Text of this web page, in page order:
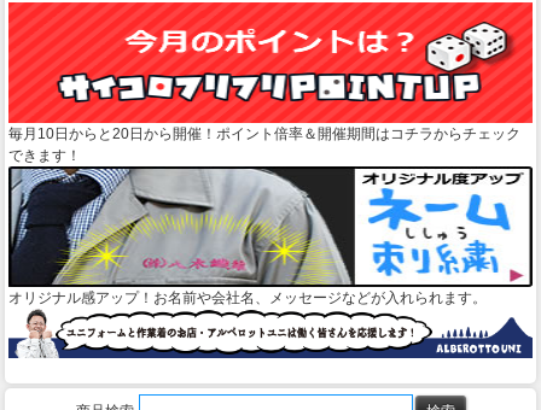
毎月10日からと20日から開催！ポイント倍率＆開催期間はコチラからチェック
できます！
オリジナル感アップ！お名前や会社名、メッセージなどが入れられます。